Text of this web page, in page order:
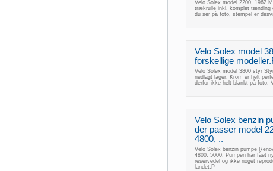
Velo Solex model 2200, 1962
trækrulle inkl. komplet tænding
du ser på foto, stempel er
Velo Solex model
forskellige
Velo Solex model 3800 styr
nedlagt lager. Krom er helt
derfor ikke helt blankt på foto.
Velo Solex benzin
der passer model
4800, ..
Velo Solex benzin pumpe
4800, 5000. Pumpen har fået
reservedel og ikke noget
landet.P